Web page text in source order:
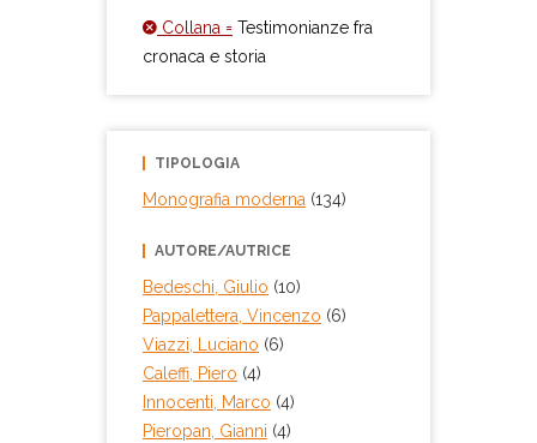
Collana = Testimonianze fra
cronaca e storia
TIPOLOGIA
Monografia moderna (134)
AUTORE/AUTRICE
Bedeschi, Giulio (10)
Pappalettera, Vincenzo (6)
Viazzi, Luciano (6)
Caleffi, Piero (4)
Innocenti, Marco (4)
Pieropan, Gianni (4)